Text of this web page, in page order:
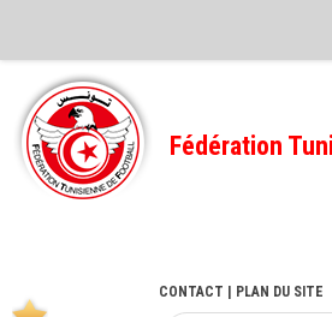
Feuille de match
FMI – 2022/2023
Ligue I – 2022/2023
Fédération
CONTACT | PLAN DU SITE